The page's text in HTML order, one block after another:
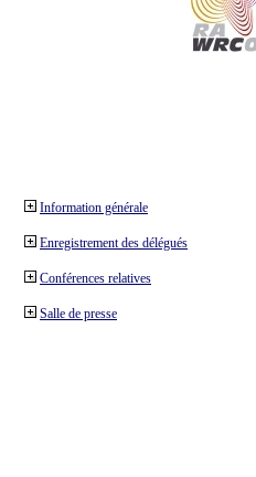
Information générale
Enregistrement des délégués
Conférences relatives
Salle de presse